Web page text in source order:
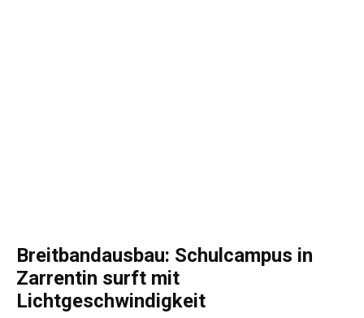
Breitbandausbau: Schulcampus in
Zarrentin surft mit
Lichtgeschwindigkeit